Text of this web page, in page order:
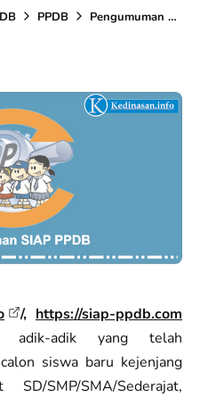
PPDB Pengumuman Hasil Seleksi PPDB Online TA 2020/2021
/, https://siap-ppdb.com
adik-adik yang telah
siswa baru kejenjang
SMP/SMA/Sederajat,